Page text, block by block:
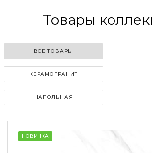
Товары
ВСЕ ТОВАРЫ
КЕРАМОГРАНИТ
НАПОЛЬНАЯ
НОВИНКА